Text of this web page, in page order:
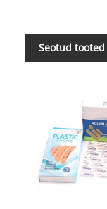
Seotud tooted